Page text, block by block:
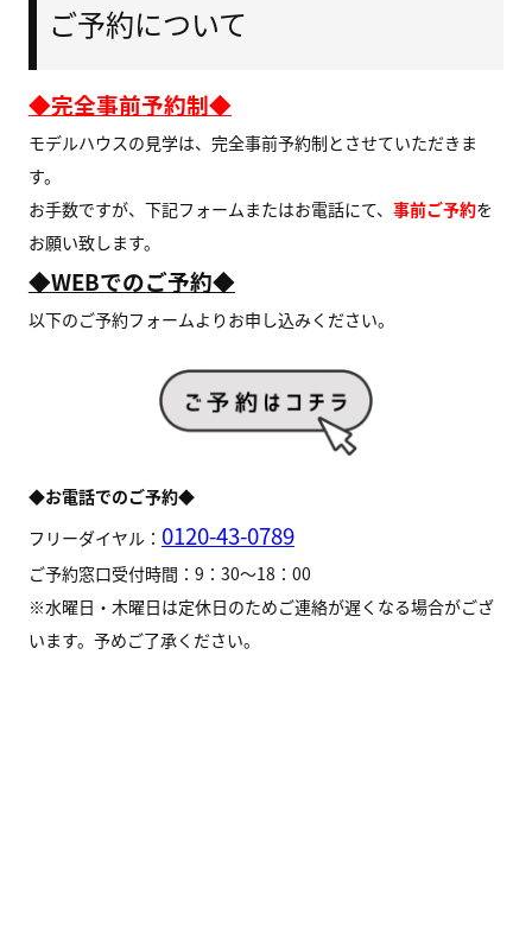
ご予約について
◆完全事前予約制◆
モデルハウスの見学は、完全事前予約制とさせていただきま
す。
お手数ですが、下記フォームまたはお電話にて、 事前ご予約を
お願い致します。
◆WEBでのご予約◆
以下のご予約フォームよりお申し込みください。
◆お電話でのご予約◆
フリーダイヤル： 0120-43-0789
ご予約窓口受付時間：9：30～18：00
※水曜日・木曜日は定休日のためご連絡が遅くなる場合がござ
います。予めご了承ください。